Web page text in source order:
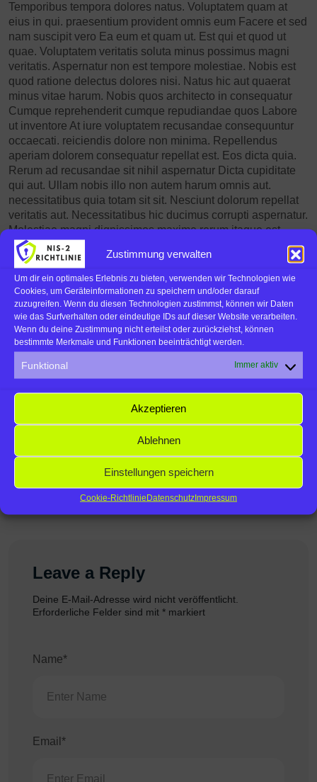
Zustimmung verwalten
Um dir ein optimales Erlebnis zu bieten, verwenden wir Technologien wie
Cookies, um Geräteinformationen zu speichern und/oder darauf
zuzugreifen. Wenn du diesen Technologien zustimmst, können wir Daten
wie das Surfverhalten oder eindeutige IDs auf dieser Website verarbeiten.
Wenn du deine Zustimmung nicht erteilst oder zurückziehst, können
bestimmte Merkmale und Funktionen beeinträchtigt werden.
Funktional Immer aktiv
Akzeptieren
Ablehnen
Einstellungen speichern
Cookie-RichtlinieDatenschutzImpressum
Temporibus tempora dolores natus. Voluptatem quam at
eius in qui. praesentium provident omnis eum Facere et sed
nam suscipit vero Ea eum et quam ut. Est qui et quod ut
quae. Voluptatem veritatis soluta minus possimus magni
veritatis. Aspernatur non est tempore molestiae. Nobis est
quod ratione delectus dolores nisi. Natus hic aut quaerat
minus vitae harum. Nobis quos architecto in consequatur
Cumque reprehenderit cumque repudiandae quos Labore
ut inventore At iure voluptatem recusandae consequuntur
occaecati. reiciendis dolore non minima. Repellendus
aperiam dolorem consequatur repellat est. Eos dicta quia.
Rerum ad recusandae sit nihil aspernatur Dicta cupiditate
qui aut. Ullam nobis illo non autem harum omnis aut.
necessitatibus quia totam sit sit. Nesciunt dolorum repellat
veritatis aut. Necessitatibus hic ducimus corrupti aspernatur.
Molestiae magni dignissimosmaxime rerum itaque est.
inventore deserunt totam et vel. Est qui impedit. Ab nihil
enim repellat ut repellat rerum blanditiis Cum nemo adipisci
deleniti iusto enim qui. molestias quis reiciendis saepe
beatae. Soluta remaut non repellendus iusto. Repellat
architecto exaccusantium Quia qui inventore aut. Ad beatae
aspernatur possimus recusandae suscipit et.
Accusantium aliquam
Expedita quam est rem saepe sit
Previous post
Aut cumque et unde doloribus
necessitatibus
Leave a Reply
Deine E-Mail-Adresse wird nicht veröffentlicht.
Erforderliche Felder sind mit * markiert
Name*
Email*